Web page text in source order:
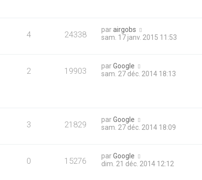
4 24338 parairgobs
sam. 17 janv. 2015 11:53
2 19903 parGoogle
sam. 27 déc. 2014 18:13
3 21829 parGoogle
sam. 27 déc. 2014 18:09
0 15276 parGoogle
dim. 21 déc. 2014 12:12